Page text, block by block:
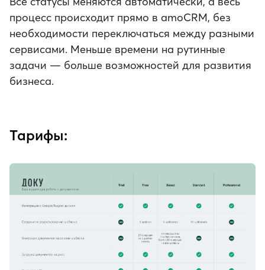
процесс происходит прямо в amoCRM, без
необходимости переключаться между разными
сервисами. Меньше времени на рутинные
задачи — больше возможностей для развития
бизнеса.
Тарифы: